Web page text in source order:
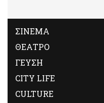
ΣΙΝΕΜΑ
ΘΕΑΤΡΟ
ΓΕΥΣΗ
CITY LIFE
CULTURE